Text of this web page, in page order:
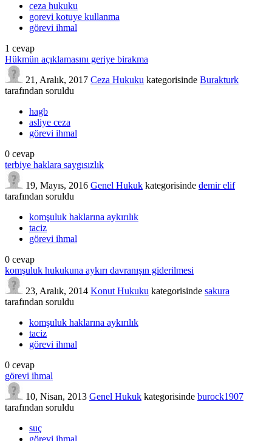
ceza hukuku
gorevi kotuye kullanma
görevi ihmal
1 cevap
Hükmün açıklamasını geriye birakma
21, Aralık, 2017 Ceza Hukuku kategorisinde Burakturk
tarafından soruldu
hagb
asliye ceza
görevi ihmal
0 cevap
terbiye haklara saygısızlık
19, Mayıs, 2016 Genel Hukuk kategorisinde demir elif
tarafından soruldu
komşuluk haklarına aykırılık
taciz
görevi ihmal
0 cevap
komşuluk hukukuna aykırı davranışın giderilmesi
23, Aralık, 2014 Konut Hukuku kategorisinde sakura
tarafından soruldu
komşuluk haklarına aykırılık
taciz
görevi ihmal
0 cevap
görevi ihmal
10, Nisan, 2013 Genel Hukuk kategorisinde burock1907
tarafından soruldu
suç